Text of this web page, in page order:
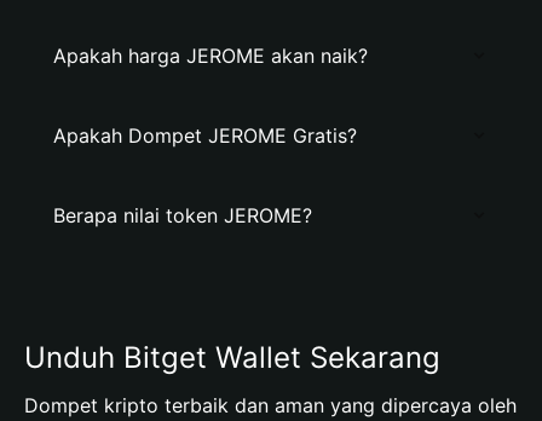
Apakah harga JEROME akan naik?
Apakah Dompet JEROME Gratis?
Berapa nilai token JEROME?
Unduh Bitget Wallet Sekarang
Dompet kripto terbaik dan aman yang dipercaya oleh